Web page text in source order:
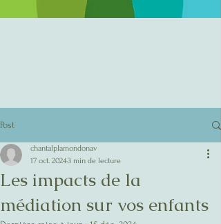
Post
Les impacts de la
médiation sur vos enfants
chantalplamondonav
17 oct. 20243 min de lecture